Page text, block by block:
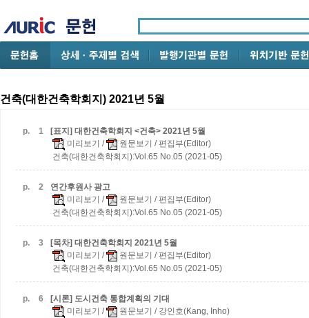
건축(대한건축학회지) 2021년 5월
p. 1
[표지] 대한건축학회지 <건축> 2021년 5월
미리보기 / 원문보기 / 편집부(Editor)
건축(대한건축학회지):Vol.65 No.05 (2021-05)
p. 2
연간후원사 광고
미리보기 / 원문보기 / 편집부(Editor)
건축(대한건축학회지):Vol.65 No.05 (2021-05)
p. 3
[목차] 대한건축학회지 2021년 5월
미리보기 / 원문보기 / 편집부(Editor)
건축(대한건축학회지):Vol.65 No.05 (2021-05)
p. 6
[시론] 도시건축 통합계획의 기대
미리보기 / 원문보기 / 강인호(Kang, Inho)